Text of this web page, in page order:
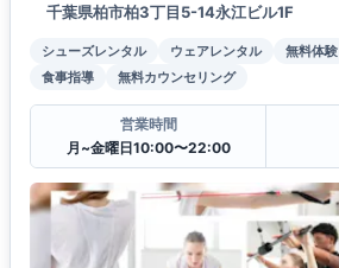
千葉県柏市柏3丁目5-14永江ビル1F
シューズレンタル ウェアレンタル 無料体験
食事指導
無料カウンセリング
営業時間
月~金曜日10:00〜22:00